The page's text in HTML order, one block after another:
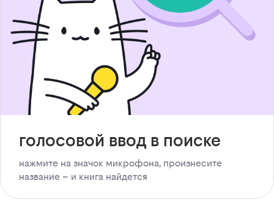
голосовой ввод в поиске
нажмите на значок микрофона, произнесите
название – и книга найдется